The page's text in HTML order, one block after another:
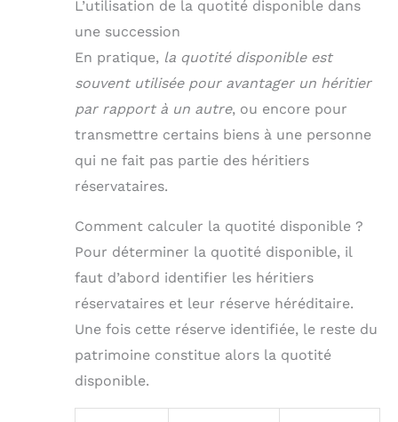
L’utilisation de la quotité disponible dans
une succession
En pratique, la quotité disponible est
souvent utilisée pour avantager un héritier
par rapport à un autre, ou encore pour
transmettre certains biens à une personne
qui ne fait pas partie des héritiers
réservataires.
Comment calculer la quotité disponible ?
Pour déterminer la quotité disponible, il
faut d’abord identifier les héritiers
réservataires et leur réserve héréditaire.
Une fois cette réserve identifiée, le reste du
patrimoine constitue alors la quotité
disponible.